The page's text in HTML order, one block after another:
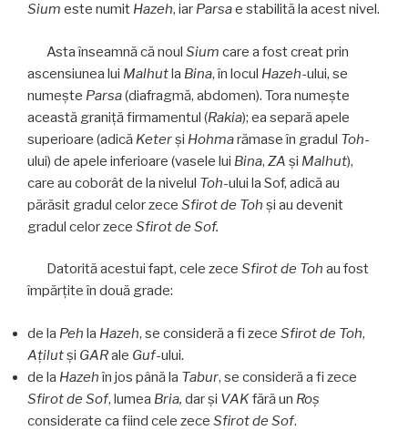
Sium este numit Hazeh, iar Parsae stabilită la acest nivel.
Asta înseamnă că noul Sium care a fost creat prin
ascensiunea lui Malhutla Bina, în locul Hazeh-ului, se
numeşte Parsa(diafragmă, abdomen). Tora numește
această graniță firmamentul (Rakia); ea separă apele
superioare (adică Keterși Hohmarămase în gradul Toh-
ului) de apele inferioare (vasele lui Bina, ZA și Malhut),
care au coborât de la nivelul Toh-ului la Sof, adică au
părăsit gradul celor zece Sfirot de Toh şi au devenit
gradul celor zece Sfirot de Sof.
Datorită acestui fapt, cele zece Sfirot de Toh au fost
împărțite în două grade:
de la Peh la Hazeh, se consideră a fi zece Sfirotde Toh,
Aţilutși GARale Guf-ului.
de la Hazehîn jos până la Tabur, se consideră a fi zece
Sfirot de Sof, lumea Bria, dar și VAKfără un Roş
considerate ca fiind cele zece Sfirotde Sof.